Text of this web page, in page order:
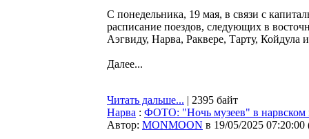
С понедельника, 19 мая, в связи с
расписание поездов, следующих в
Аэгвиду, Нарва, Раквере, Тарту, Койдула
Далее...
Читать дальше... | 2395 байт
Нарва : ФОТО: "Ночь музеев" в нарвском
Автор: MONMOON в 19/05/2025 07:20:00